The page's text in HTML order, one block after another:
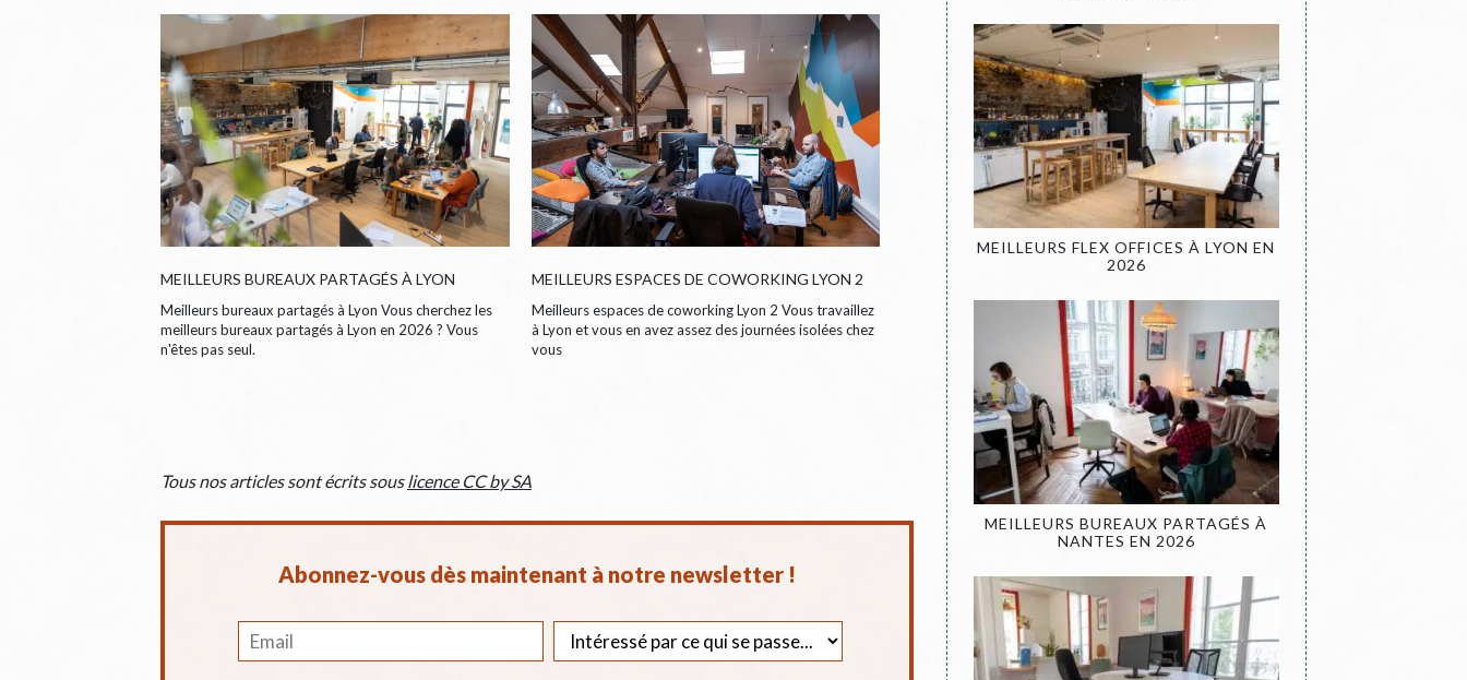
MEILLEURS BUREAUX PARTAGÉS À LYON
Meilleurs bureaux partagés à Lyon Vous cherchez les
meilleurs bureaux partagés à Lyon en 2026 ? Vous
n'êtes pas seul.
MEILLEURS ESPACES DE COWORKING LYON 2
Meilleurs espaces de coworking Lyon 2 Vous travaillez
à Lyon et vous en avez assez des journées isolées chez
vous
Tous nos articles sont écrits souslicence CC by SA
Abonnez-vous dès maintenant à notre newsletter !
MEILLEURS FLEX OFFICES À LYON EN
2026
MEILLEURS BUREAUX PARTAGÉS À
NANTES EN 2026